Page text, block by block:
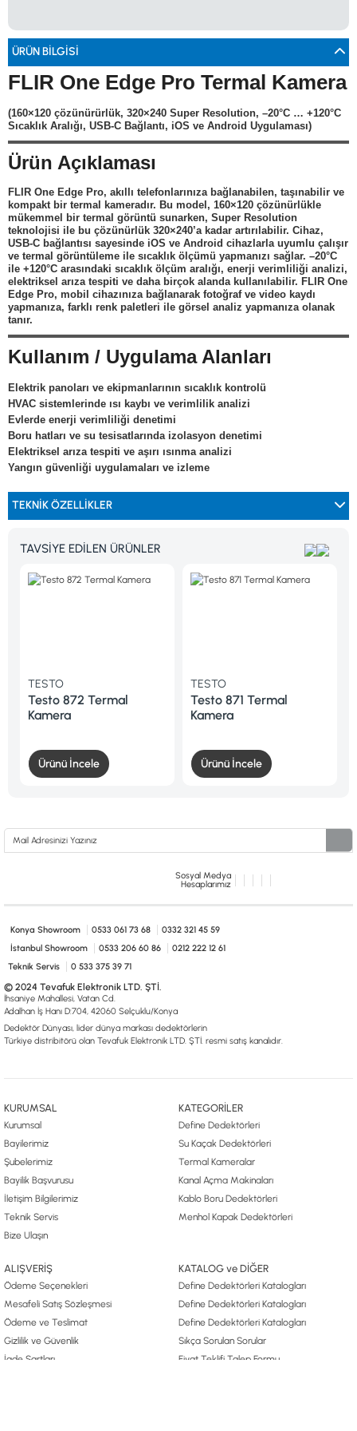
© 2024 Tevafuk Elektronik LTD. ŞTİ.
Dedektör Dünyası, lider dünya markası dedektörlerin
Türkiye distribitörü olan Tevafuk Elektronik LTD. ŞTİ. resmi satış kanalıdır.
ÜRÜN BILGISI
FLIR One Edge Pro Termal Kamera
(160×120 çözünürürlük, 320×240 Super Resolution, –20°C … +120°C
Sıcaklık Aralığı, USB-C Bağlantı, iOS ve Android Uygulaması)
Ürün Açıklaması
FLIR One Edge Pro, akıllı telefonlarınıza bağlanabilen, taşınabilir ve
kompakt bir termal kameradır. Bu model, 160×120 çözünürlükle
mükemmel bir termal görüntü sunarken, Super Resolution
teknolojisi ile bu çözünürlük 320×240’a kadar artırılabilir. Cihaz,
USB-C bağlantısı sayesinde iOS ve Android cihazlarla uyumlu çalışır
ve termal görüntüleme ile sıcaklık ölçümü yapmanızı sağlar. –20°C
ile +120°C arasındaki sıcaklık ölçüm aralığı, enerji verimliliği analizi,
elektriksel arıza tespiti ve daha birçok alanda kullanılabilir. FLIR One
Edge Pro, mobil cihazınıza bağlanarak fotoğraf ve video kaydı
yapmanıza, farklı renk paletleri ile görsel analiz yapmanıza olanak
tanır.
Kullanım / Uygulama Alanları
Elektrik panoları ve ekipmanlarının sıcaklık kontrolü
HVAC sistemlerinde ısı kaybı ve verimlilik analizi
Evlerde enerji verimliliği denetimi
Boru hatları ve su tesisatlarında izolasyon denetimi
Elektriksel arıza tespiti ve aşırı ısınma analizi
Yangın güvenliği uygulamaları ve izleme
TEKNIK ÖZELLIKLER
TAVSİYE EDİLEN ÜRÜNLER
872 Termal
Ürünü İncele
TESTO
Testo 871 Termal
Kamera
Ürünü İncele
Sosyal Medya
Hesaplarımız
Konya Showroom 0533 061 73 68
0332 321 45 59
İstanbul Showroom
0533 206 60 86
0212 222 12 61
Teknik Servis
0 533 375 39 71
© 2024 Tevafuk Elektronik LTD. ŞTİ.
İhsaniye Mahallesi, Vatan Cd.
Adalhan İş Hanı D:704, 42060 Selçuklu/Konya
Dedektör Dünyası, lider dünya markası dedektörlerin
Türkiye distribitörü olan Tevafuk Elektronik LTD. ŞTİ. resmi satış kanalıdır.
KURUMSAL
Kurumsal
Bayilerimiz
Şubelerimiz
Bayilik Başvurusu
İletişim Bilgilerimiz
Teknik Servis
Bize Ulaşın
KATEGORİLER
Define Dedektörleri
Su Kaçak Dedektörleri
Termal Kameralar
Kanal Açma Makinaları
Kablo Boru Dedektörleri
Menhol Kapak Dedektörleri
ALIŞVERİŞ
Ödeme Seçenekleri
Mesafeli Satış Sözleşmesi
Ödeme ve Teslimat
Gizlilik ve Güvenlik
İade Şartları
KATALOG ve DİĞER
Define Dedektörleri Katalogları
Define Dedektörleri Katalogları
Define Dedektörleri Katalogları
Sıkça Sorulan Sorular
Fiyat Teklifi Talep Formu